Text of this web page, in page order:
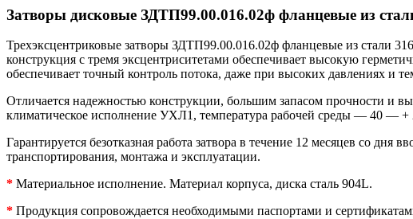
Затворы дисковые ЗДТП99.00.016.02ф фланцевые из
Трехэксцентриковые затворы ЗДТП99.00.016.02ф фланцевые из стали
конструкция с тремя эксцентриситетами обеспечивает высокую
обеспечивает точный контроль потока, даже при высоких давлениях и
Отличается надежностью конструкции, большим запасом прочности и
климатическое исполнение УХЛ1, температура рабочей среды — 40 —
Гарантируется безотказная работа затвора в течение 12 месяцев со
транспортирования, монтажа и эксплуатации.
* Материальное исполнение. Материал корпуса, диска сталь 904L.
* Продукция сопровождается необходимыми паспортами и